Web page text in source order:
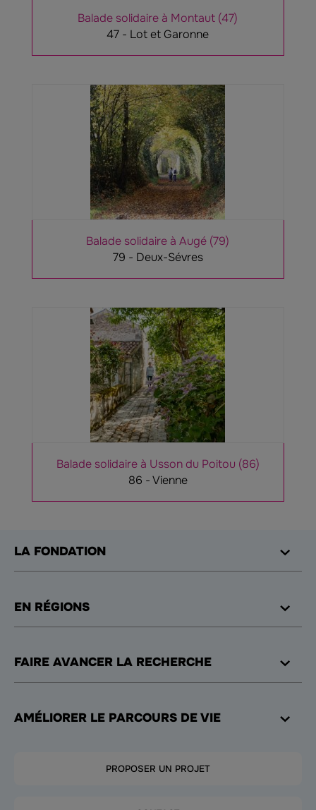
Balade solidaire à Montaut (47)
47 - Lot et Garonne
Balade solidaire à Augé (79)
79 - Deux-Sévres
Balade solidaire à Usson du Poitou (86)
86 - Vienne
LA FONDATION
EN RÉGIONS
FAIRE AVANCER LA RECHERCHE
AMÉLIORER LE PARCOURS DE VIE
PROPOSER UN PROJET